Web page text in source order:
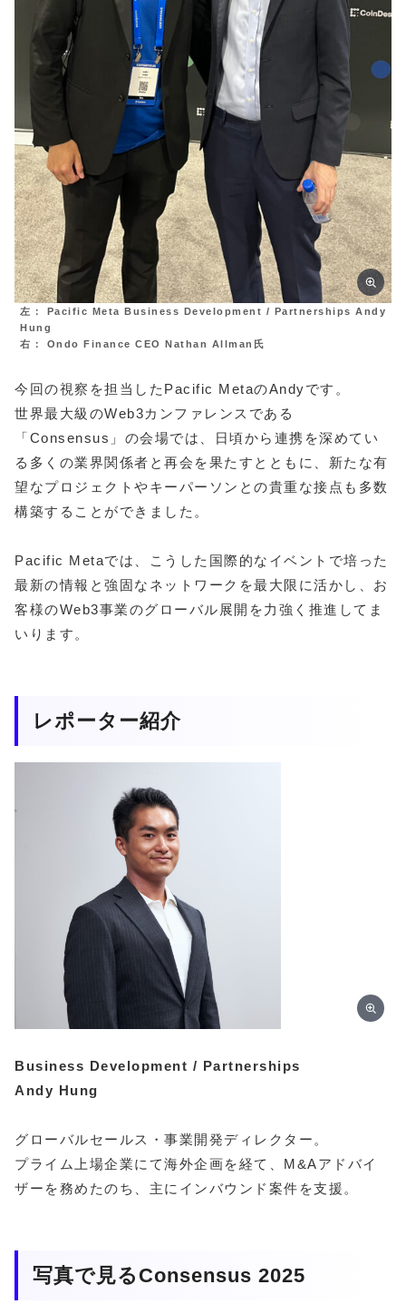
左：
Pacific Meta Business Development / Partnerships Andy
Hung
右： Ondo Finance CEO Nathan Allman氏
今回の視察を担当したPacific MetaのAndyです。
世界最大級のWeb3カンファレンスである
「Consensus」の会場では、日頃から連携を深めてい
る多くの業界関係者と再会を果たすとともに、新たな有
望なプロジェクトやキーパーソンとの貴重な接点も多数
構築することができました。
Pacific Metaでは、こうした国際的なイベントで培った
最新の情報と強固なネットワークを最大限に活かし、お
客様のWeb3事業のグローバル展開を力強く推進してま
いります。
レポーター紹介
Business Development / Partnerships
Andy Hung
グローバルセールス・事業開発ディレクター。
プライム上場企業にて海外企画を経て、M&Aアドバイ
ザーを務めたのち、主にインバウンド案件を支援。
写真で見るConsensus 2025